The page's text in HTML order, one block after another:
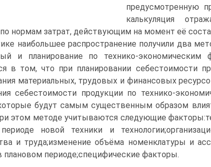
предусмотренную
калькуляция
нормам затрат, действующим на момент её
наибольшее распространение получили два
и планирование по технико-экономическим
в том, что при планировании себестоимости
материальных, трудовых и финансовых
себестоимости продукции по технико-
будут самым существенным образом
этом методе учитываются следующие
новой техники и
и труда;изменение объёма номенклатуры и
плановом периоде;специфические факторы.